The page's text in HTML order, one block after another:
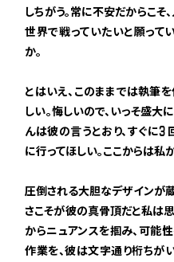
しちがう。常に不安だからこ
世界で戦っていたいと願って
か。
とはいえ、このままでは執筆
しい。悔しいので、いっそ盛大
んは彼の言うとおり、すぐに3
に行ってほしい。ここからは私
圧倒される大胆なデザインが
さこそが彼の真骨頂だと私は
からニュアンスを掴み、可能
作業を、彼は文字通り桁ちが